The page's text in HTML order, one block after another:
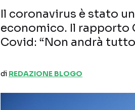
Il coronavirus è stato
economico. Il rapporto
Covid: “Non andrà
di REDAZIONE BLOGO